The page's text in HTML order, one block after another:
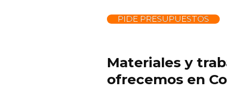
PIDE PRESUPUESTOS
Materiales y
ofrecemos en